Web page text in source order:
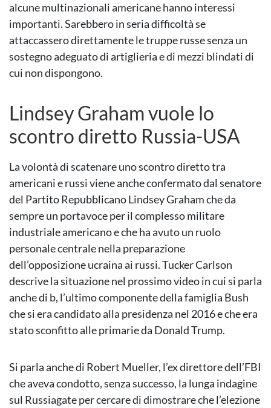
alcune multinazionali americane hanno interessi
importanti. Sarebbero in seria difficoltà se
attaccassero direttamente le truppe russe senza un
sostegno adeguato di artiglieria e di mezzi blindati di
cui non dispongono.
Lindsey Graham vuole lo
scontro diretto Russia-USA
La volontà di scatenare uno scontro diretto tra
americani e russi viene anche confermato dal senatore
del Partito Repubblicano Lindsey Graham che da
sempre un portavoce per il complesso militare
industriale americano e che ha avuto un ruolo
personale centrale nella preparazione
dell’opposizione ucraina ai russi. Tucker Carlson
descrive la situazione nel prossimo video in cui si parla
anche di b, l’ultimo componente della famiglia Bush
che si era candidato alla presidenza nel 2016 e che era
stato sconfitto alle primarie da Donald Trump.
Si parla anche di Robert Mueller, l’ex direttore dell’FBI
che aveva condotto, senza successo, la lunga indagine
sul Russiagate per cercare di dimostrare che l’elezione